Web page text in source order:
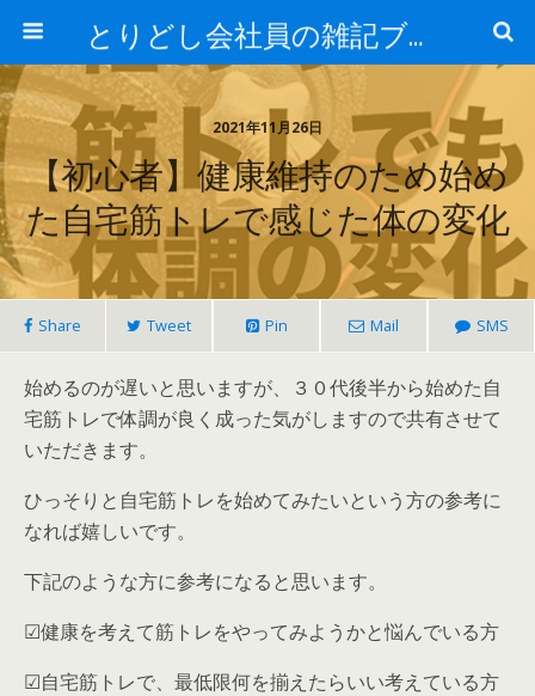
とりどし会社員の雑記ブログ
2021年11月26日
【初心者】健康維持のため始め
た自宅筋トレで感じた体の変化
Share Tweet Pin Mail SMS
始めるのが遅いと思いますが、３０代後半から始めた自
宅筋トレで体調が良く成った気がしますので共有させて
いただきます。
ひっそりと自宅筋トレを始めてみたいという方の参考に
なれば嬉しいです。
下記のような方に参考になると思います。
☑︎健康を考えて筋トレをやってみようかと悩んでいる方
☑︎自宅筋トレで、最低限何を揃えたらいい考えている方